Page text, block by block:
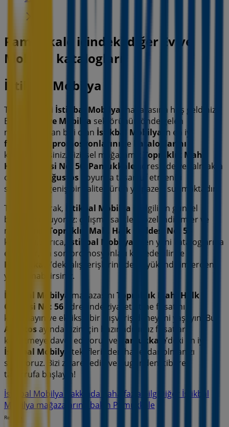
Pamukkale içindeki diğer Ev ve
Mobilya katalogları
İstikbal Mobilya
Tiendeo'daki İstikbal Mobilya mağazasına hoş geldiniz!
Burada,
Ev ve Mobilya sektörünün önde gelen
markalarından biri olan İstikbal Mobilya
’in en iyi
fırsatlarını
promosyonlarını ve
kataloglarını
keşfedebilirsiniz. Fiziksel mağazamız
Topraklık Mah.
Halk Caddesi No: 56
Pamukkale adresinde yer almakta
olup,
2026 Ağustos boyunca tasarruf etmenizi
sağlayacak geniş bir kaliteli ürün yelpazesi sunmaktadır.
Tiendeo olarak,
İstikbal Mobilya ile ilgili en güncel
bilgileri sunuyoruz: çalışma saatleri, özel indirimler ve
mağazanın
Topraklık Mah. Halk Caddesi No: 56
konumu. Ayrıca,
İstikbal Mobilya ’in en yeni kataloglarına
erişebilir, en son promosyonları keşfedebilir ve
Pamukkale ’deki alışverişlerinizde büyük indirimlerden
yararlanabilirsiniz.
İstikbal Mobilya mağazasını Topraklık Mah. Halk
Caddesi No: 56 adresinde ziyaret etme fırsatını
kaçırmayın ve eksiksiz bir alışveriş deneyimi yaşayın. Bu
Ağustosayında sizin için hazırladığımız fırsatları
keşfetmeye davet ediyoruz ve
Pamukkale’deki en iyi
İstikbal Mobilya
tekliflerinden haberdar olmanızı
sağlıyoruz. Bizi ziyaret edin ve bugünden itibaren
tasarrufa başlayın!
İstikbal Mobilya hakkında daha fazla bilgi
Diğer İstikbal
Mobilya mağazalarına bakın Pamukkale
Reklam